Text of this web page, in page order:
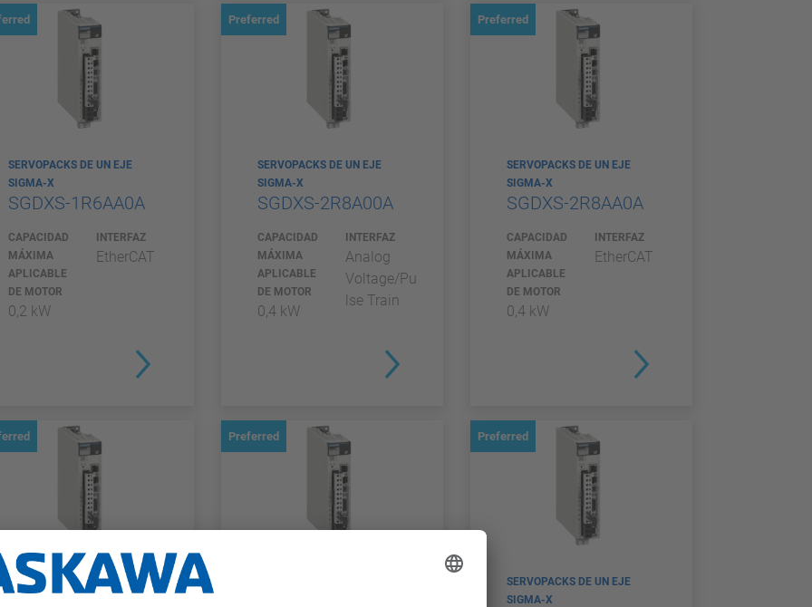
SERVOPACKS DE UN EJE
SIGMA-X
SGDXS-1R6AA0A
CAPACIDAD
MÁXIMA
APLICABLE
DE MOTOR
0,2 kW
INTERFAZ
EtherCAT
Preferred
SERVOPACKS DE UN EJE
SIGMA-X
SGDXS-2R8A00A
CAPACIDAD
MÁXIMA
APLICABLE
DE MOTOR
0,4 kW
INTERFAZ
Analog
Voltage/Pu
lse Train
Preferred
SERVOPACKS DE UN EJE
SIGMA-X
SGDXS-2R8AA0A
CAPACIDAD
MÁXIMA
APLICABLE
DE MOTOR
0,4 kW
INTERFAZ
EtherCAT
SERVOPACKS DE UN EJE
Preferred Preferred
SERVOPACKS DE UN EJE
SIGMA-X